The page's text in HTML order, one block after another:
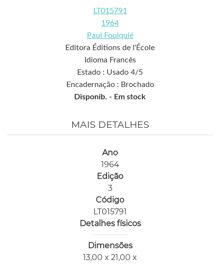
LT015791
1964
Paul Foulquié
Editora Éditions de l'École
Idioma Francês
Estado : Usado 4/5
Encadernação : Brochado
Disponib. - Em stock
MAIS DETALHES
Ano
1964
Edição
3
Código
LT015791
Detalhes físicos
Dimensões
13,00 x 21,00 x